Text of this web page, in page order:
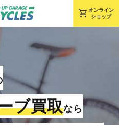
shopping_cart オンライン
ショップ
ブ買取なら